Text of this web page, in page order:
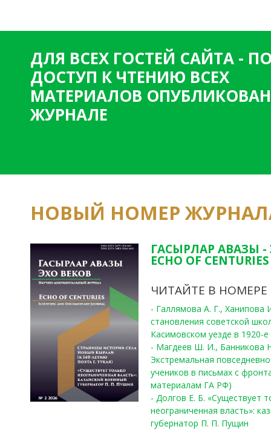
ДЛЯ ВСЕХ ГОСТЕЙ САЙТА -
ДОСТУП К ЧТЕНИЮ ВСЕХ
МАТЕРИАЛОВ
ЖУРНАЛЕ
НОВЫЙ НОМЕР
ГАСЫРЛАР АВАЗЫ -
ECHO OF
ЧИТАЙТЕ В НОМЕРЕ
- Галлямова А. Г.,
становления советской
Касимовском уезде в 1920-е
- Магдеев Ш. И., Банникова
Экстремальная
учеников в письмах с
материалам ГА РФ)
- Долгов Е. Б. «Существует
неограниченная власть»:
губернатор П. П. Пущин